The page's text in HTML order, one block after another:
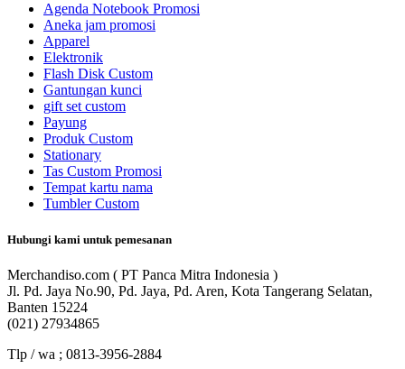
Agenda Notebook Promosi
Aneka jam promosi
Apparel
Elektronik
Flash Disk Custom
Gantungan kunci
gift set custom
Payung
Produk Custom
Stationary
Tas Custom Promosi
Tempat kartu nama
Tumbler Custom
Hubungi kami untuk pemesanan
Merchandiso.com ( PT Panca Mitra Indonesia )
Jl. Pd. Jaya No.90, Pd. Jaya, Pd. Aren, Kota Tangerang Selatan,
Banten 15224
(021) 27934865
Tlp / wa ; 0813-3956-2884